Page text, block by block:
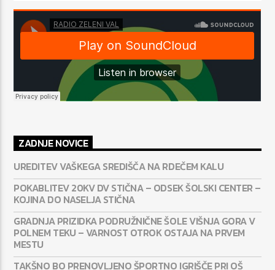
ZADNJE NOVICE
UREDITEV VAŠKEGA SREDIŠČA NA RDEČEM KALU
POKABLITEV 20KV DV STIČNA – ODSEK ŠOLSKI CENTER –
KOJINA DO NASELJA STIČNA
GRADNJA PRIZIDKA PODRUŽNIČNE ŠOLE VIŠNJA GORA V
POLNEM TEKU – VARNOST OTROK OSTAJA NA PRVEM
MESTU
TAKŠNO BO PRENOVLJENO ŠPORTNO IGRIŠČE PRI OŠ